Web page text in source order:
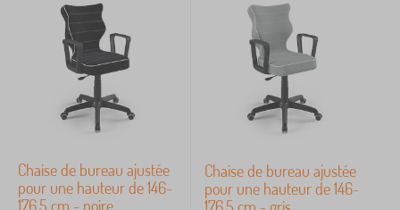
Chaise de bureau ajustée
pour une hauteur de 146-
176,5 cm - noire
Chaise de bureau ajustée
pour une hauteur de 146-